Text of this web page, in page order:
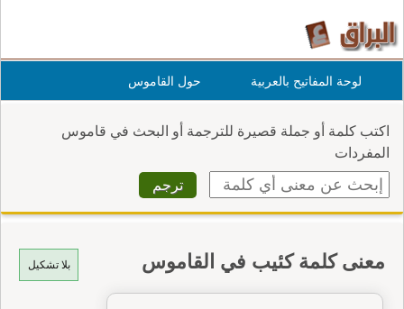
لوحة المفاتيح بالعربية حول القاموس
اكتب كلمة أو جملة قصيرة للترجمة أو البحث في قاموس
المفردات
بلا تشكيل معنى كلمة كئيب في القاموس